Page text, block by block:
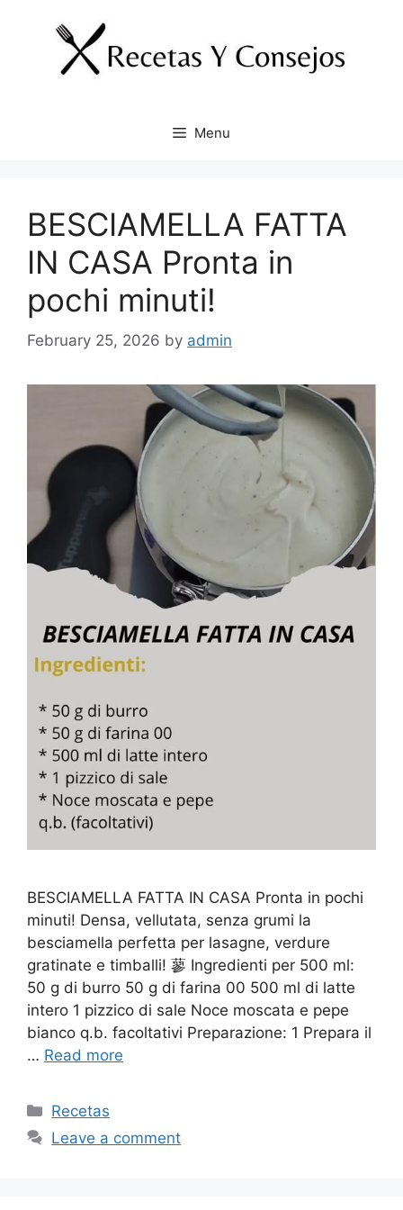
Menu
BESCIAMELLA FATTA
IN CASA Pronta in
pochi minuti!
February 25, 2026 by admin
BESCIAMELLA FATTA IN CASA Pronta in pochi
minuti! Densa, vellutata, senza grumi la
besciamella perfetta per lasagne, verdure
gratinate e timballi! 蓼 Ingredienti per 500 ml:
50 g di burro 50 g di farina 00 500 ml di latte
intero 1 pizzico di sale Noce moscata e pepe
bianco q.b. facoltativi Preparazione: 1 Prepara il
… Read more
Categories
Recetas
Leave a comment